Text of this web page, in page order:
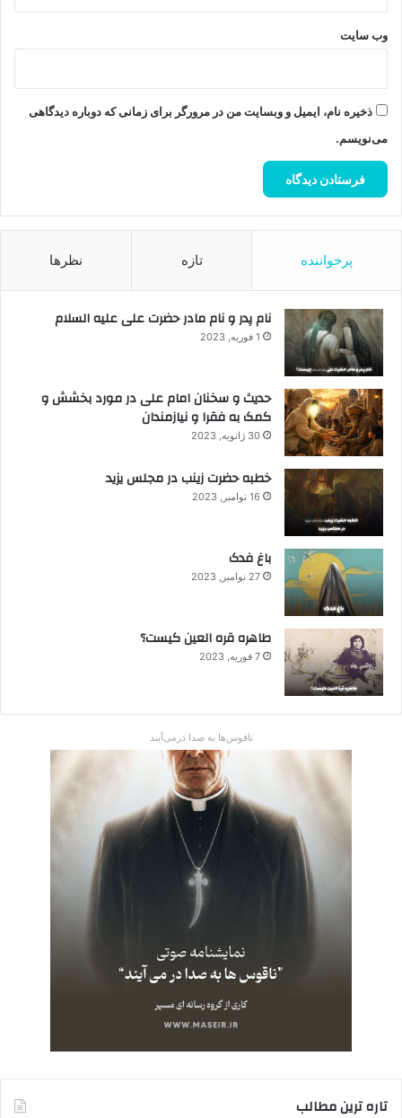
وب‌ سایت
ذخیره نام، ایمیل و وبسایت من در مرورگر برای زمانی که دوباره دیدگاهی
می‌نویسم.
پرخواننده تازه نظرها
نام پدر و نام مادر حضرت علی علیه السلام
1 فوریه, 2023
حدیث و سخنان امام علی در مورد بخشش و
کمک به فقرا و نیازمندان
30 ژانویه, 2023
خطبه حضرت زینب در مجلس یزید
16 نوامبر, 2023
باغ فدک
27 نوامبر, 2023
طاهره قره العین کیست؟
7 فوریه, 2023
ناقوس‌ها به صدا در‌می‌آیند
تاره ترین مطالب